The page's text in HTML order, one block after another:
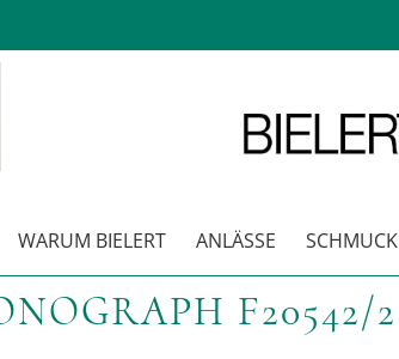
WARUM BIELERT ANLÄSSE SCHMUCK
F20542/2